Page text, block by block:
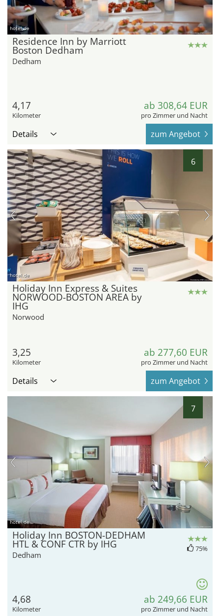
hotel.de
Residence Inn by Marriott
Boston Dedham
Dedham
4,17
Kilometer
ab 308,64 EUR
pro Zimmer und Nacht
Details zum Angebot
6
hotel.de
Holiday Inn Express & Suites
NORWOOD-BOSTON AREA by
IHG
Norwood
3,25
Kilometer
ab 277,60 EUR
pro Zimmer und Nacht
Details zum Angebot
7
hotel.de
Holiday Inn BOSTON-DEDHAM
HTL & CONF CTR by IHG
Dedham
75%
4,68
Kilometer
ab 249,66 EUR
pro Zimmer und Nacht